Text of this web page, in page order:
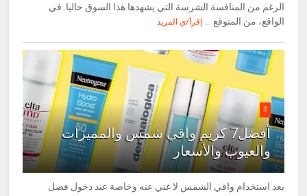
الرغم من المنافسة الشرسة التي يشهدها هذا السوق حاليا. في
الواقع، من المتوقع ...
إقرأ/ي المزيد
3
أفضل7 كريم واقي شمس والمميزات
والعيوب والأسعار
يعد استخدام واقي الشمس لا غني عنه وخاصة عند دخول فصل